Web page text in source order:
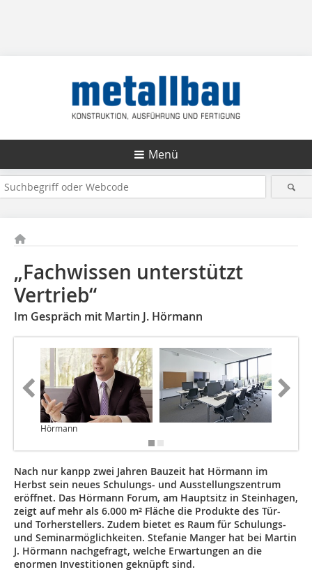
Menü
„Fachwissen unterstützt
Vertrieb“
Im Gespräch mit Martin J. Hörmann
Hörmann
Nach nur kanpp zwei Jahren Bauzeit hat Hörmann im
Herbst sein neues ­Schulungs- und Ausstellungszentrum
eröffnet. Das Hörmann Forum, am Hauptsitz in Steinhagen,
zeigt auf mehr als 6.000 m² Fläche die Produkte des Tür-
und Torherstellers. Zudem bietet es Raum für Schulungs-
und Seminarmöglichkeiten. Stefanie Manger hat bei Martin
J. Hörmann nachgefragt, welche Erwartungen an die
enormen Investitionen geknüpft sind.